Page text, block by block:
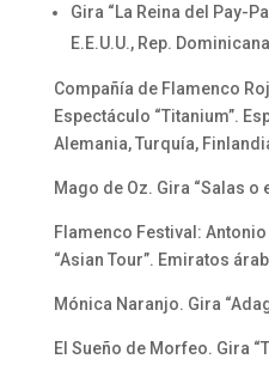
Gira “La Reina del Pay-
E.E.U.U., Rep.
Compañía de Flamenco
Espectáculo “Titanium”.
Alemania, Turquía,
Mago de Oz. Gira “Salas o
Flamenco Festival:
“Asian Tour”. Emiratos
Mónica Naranjo. Gira
El Sueño de Morfeo. Gira